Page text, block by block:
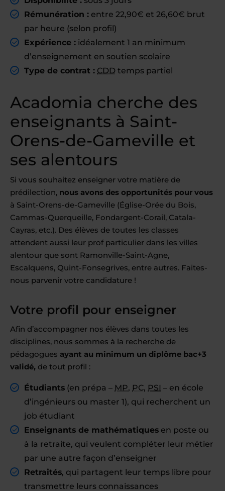
Rémunération : entre 22,90€ et 26,60€ brut
par heure (selon profil)
Expérience : idéalement 1 an minimum
d’enseignement en soutien scolaire
Type de contrat : CDD temps partiel
Acadomia cherche des
enseignants à Saint-
Orens-de-Gameville et
ses alentours
Si vous souhaitez enseigner votre matière de
prédilection, nous avons des opportunités pour vous
à Saint-Orens-de-Gameville (Église-Orée du Bois,
Cammas-Querqueille, Fondargent-Corail, Catala-
Cayras, etc.). Des élèves de toutes les classes
attendent aussi leur prof particulier dans les villes
alentour que sont Ramonville-Saint-Agne,
Escalquens, Quint-Fonsegrives, entre autres. Faites-
nous parvenir votre candidature !
Votre profil pour enseigner
Afin d’accompagner nos élèves dans toutes les
disciplines, nous sommes à la recherche de
pédagogues ayant au minimum un diplôme bac+3
validé, de tout profil :
Étudiants (en prépa – MP, PC, PSI – en école
d’ingénieurs ou master 1), qui recherchent un
job étudiant
Enseignants de mathématiques en poste ou
à la retraite, qui veulent compléter leur métier
par une autre façon d’enseigner
Retraités, qui partagent leur temps libre pour
transmettre leurs connaissances